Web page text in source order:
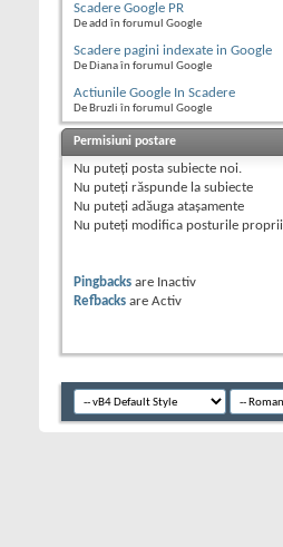
Scadere Google PR
De add în forumul Google
Scadere pagini indexate in Google
De Diana în forumul Google
Actiunile Google In Scadere
De Bruzli în forumul Google
Permisiuni postare
Nu puteţi posta subiecte noi.
Nu puteţi răspunde la subiecte
Nu puteţi adăuga ataşamente
Nu puteţi modifica posturile proprii
Pingbacks are Inactiv
Refbacks are Activ